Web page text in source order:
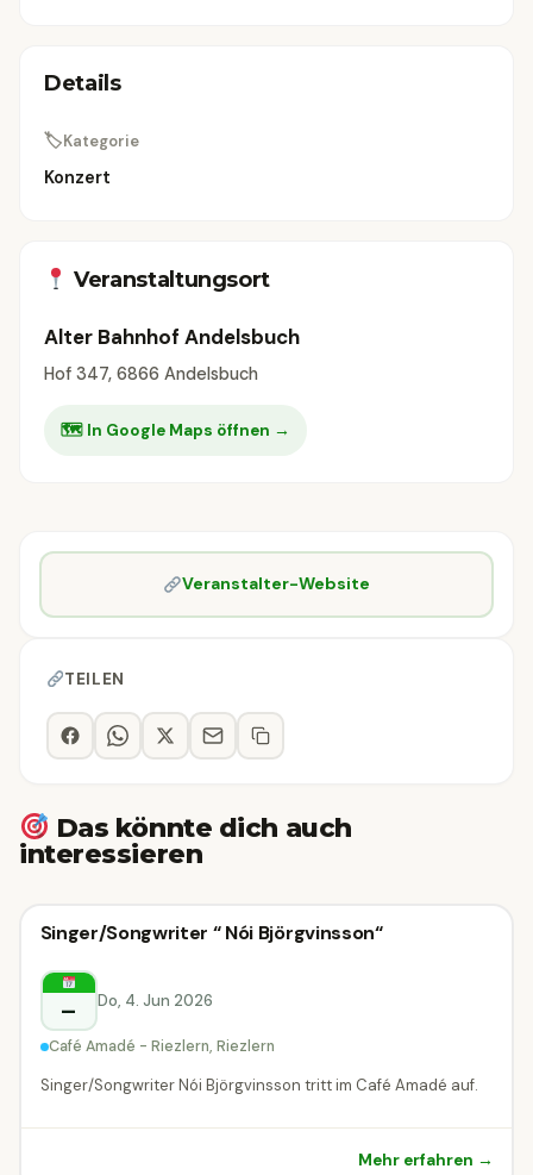
Details
🏷Kategorie
Konzert
Veranstaltungsort
Alter Bahnhof Andelsbuch
Hof 347, 6866 Andelsbuch
🗺 In Google Maps öffnen →
Veranstalter-Website
TEILEN
Das könnte dich auch
interessieren
Konzert
Riezlern
Konzert
Singer/Songwriter “ Nói Björgvinsson“
– Do, 4. Jun 2026
Café Amadé - Riezlern, Riezlern
Singer/Songwriter Nói Björgvinsson tritt im Café Amadé auf.
Mehr erfahren →